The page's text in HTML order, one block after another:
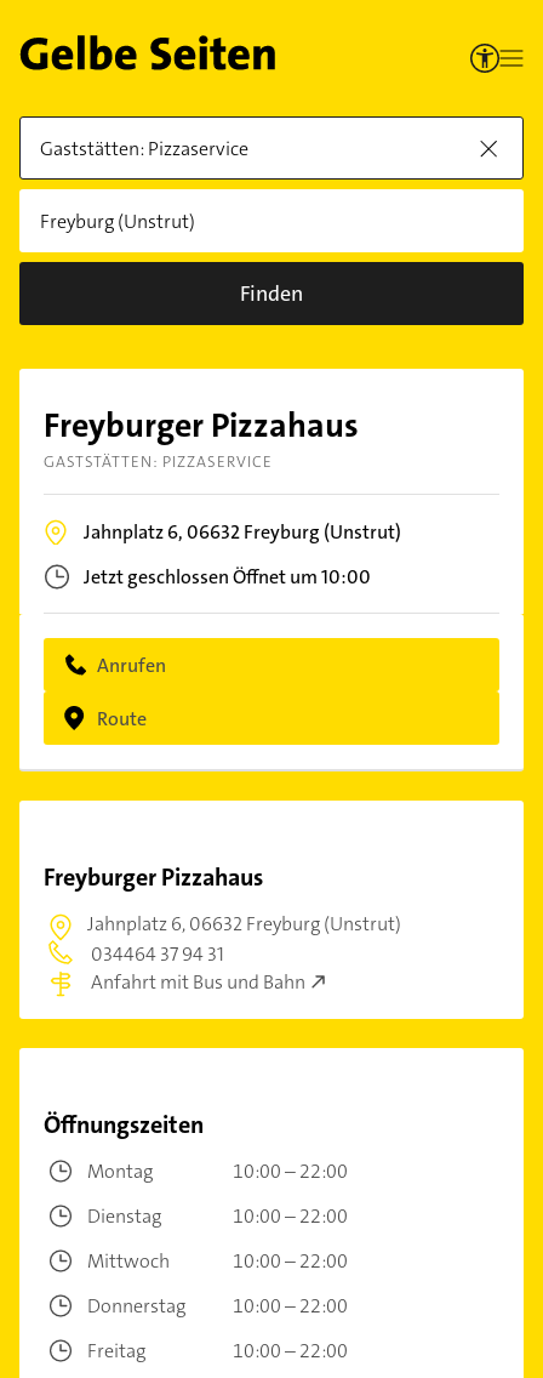
Finden
Freyburger Pizzahaus
GASTSTÄTTEN: PIZZASERVICE
Jahnplatz 6,06632Freyburg (Unstrut)
Jetzt geschlossenÖffnet um 10:00
Anrufen
Route
Freyburger Pizzahaus
Jahnplatz 6,06632 Freyburg (Unstrut)
034464 37 94 31
Anfahrt mit Bus und Bahn
Öffnungszeiten
Montag
10:00 – 22:00
Dienstag
10:00 – 22:00
Mittwoch
10:00 – 22:00
Donnerstag
10:00 – 22:00
Freitag
10:00 – 22:00